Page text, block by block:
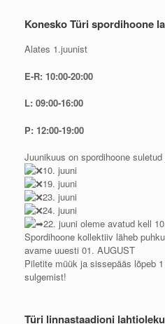
Konesko Türi spordihoone
Alates 1.juunist
E-R: 10:00-20:00
L: 09:00-16:00
P: 12:00-19:00
Juunikuus on spordihoone
10. juuni
19. juuni
23. juuni
24. juuni
22. juuni oleme avatud kell
Spordihoone kollektiiv läheb
avame uuesti 01. AUGUST
Piletite müük ja sissepääs lõpeb
sulgemist!
Türi linnastaadioni